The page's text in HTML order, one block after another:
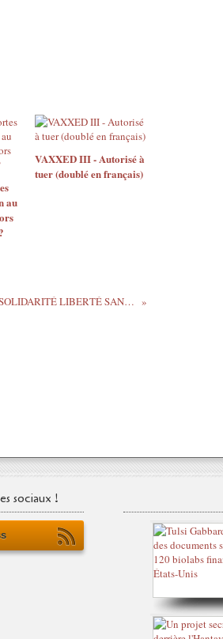
au
VAXXED III - Autorisé à
tuer (doublé en français)
SOLIDARITÉ LIBERTÉ SANTÉ 66
sociaux !